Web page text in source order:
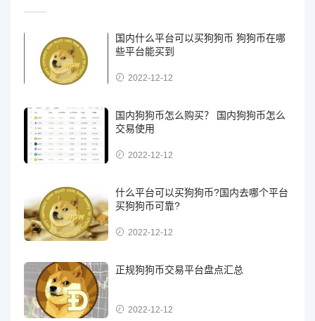
国内什么平台可以买狗狗币 狗狗币在哪
些平台能买到
2022-12-12
国内狗狗币怎么购买？ 国内狗狗币怎么
交易使用
2022-12-12
什么平台可以买狗狗币?国内去哪个平台
买狗狗币可靠?
2022-12-12
正规狗狗币交易平台盘点汇总
2022-12-12